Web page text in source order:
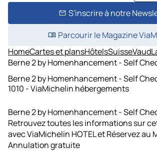
S'inscrire à notre
Parcourir le Magazine
HomeCartes et plansHôtelsSuisseVaud
Berne 2 by Homenhancement - Self
Berne 2 by Homenhancement - Self
1010 - ViaMichelin hébergements
Berne 2 by Homenhancement - Self
Retrouvez toutes les informations sur
avec ViaMichelin HOTEL et Réservez au
Annulation gratuite